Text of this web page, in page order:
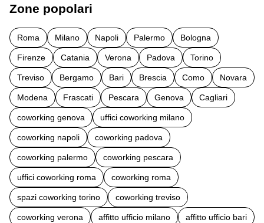
Zone popolari
Roma Milano Napoli Palermo Bologna
Firenze Catania Verona Padova Torino
Treviso Bergamo Bari Brescia Como Novara
Modena Frascati Pescara Genova Cagliari
coworking genova uffici coworking milano
coworking napoli coworking padova
coworking palermo coworking pescara
uffici coworking roma coworking roma
spazi coworking torino coworking treviso
coworking verona affitto ufficio milano affitto ufficio bari